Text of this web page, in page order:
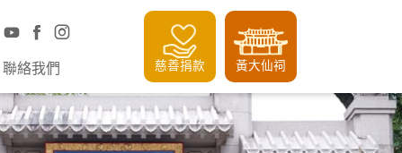
聯絡我們 慈善捐款 黃大仙祠